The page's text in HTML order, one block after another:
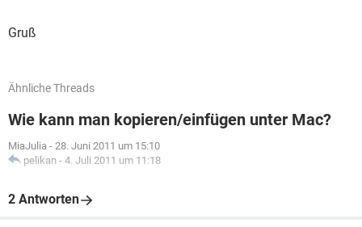
Gruß
Ähnliche Threads
Wie kann man kopieren/einfügen unter Mac?
MiaJulia - 28. Juni 2011 um 15:10
pelikan - 4. Juli 2011 um 11:18
2 Antworten